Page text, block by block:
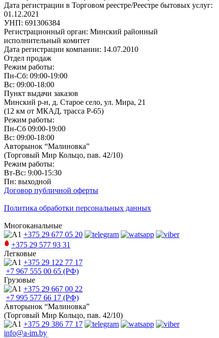
Дата регистрации в Торговом реестре/Реестре бытовых услуг:
01.12.2021
УНП: 691306384
Регистрационный орган: Минский районный
исполнительный комитет
Дата регистрации компании: 14.07.2010
Отдел продаж
Режим работы:
Пн-Сб: 09:00-19:00
Вс: 09:00-18:00
Пункт выдачи заказов
Минский р-н, д. Старое село, ул. Мира, 21
(12 км от МКАД, трасса P-65)
Режим работы:
Пн-Сб 09:00-19:00
Вс: 09:00-18:00
Авторынок “Малиновка”
(Торговый Мир Кольцо, пав. 42/10)
Режим работы:
Вт-Вс: 9:00-15:30
Пн: выходной
Договор публичной оферты
Политика обработки персональных данных
Многоканальные
+375 29 677 05 20
+375 29 577 93 31
Легковые
+375 29 122 77 17
+7 967 555 00 65 (РФ)
Грузовые
+375 29 667 00 22
+7 995 577 66 17 (РФ)
Авторынок “Малиновка”
(Торговый Мир Кольцо, пав. 42/10)
+375 29 386 77 17
info@a-im.by